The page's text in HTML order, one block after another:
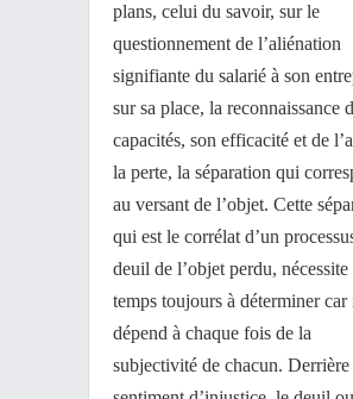
plans, celui du savoir, sur le
questionnement de l’aliénation
signifiante du salarié à son
sur sa place, la reconnaissance
capacités, son efficacité et de
la perte, la séparation qui
au versant de l’objet. Cette
qui est le corrélat d’un
deuil de l’objet perdu, nécessite
temps toujours à déterminer car
dépend à chaque fois de la
subjectivité de chacun. Derrière